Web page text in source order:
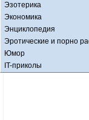
Эзотерика
Экономика
Энциклопедия
Эротические и порно
Юмор
IT-приколы